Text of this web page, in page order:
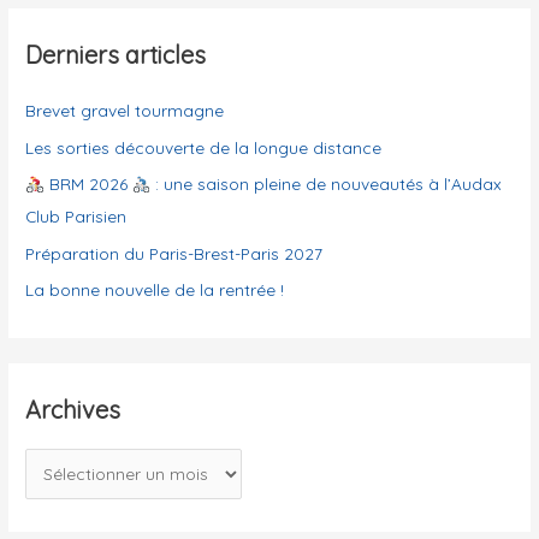
g
r
i
e
s
Derniers articles
Brevet gravel tourmagne
Les sorties découverte de la longue distance
BRM 2026
: une saison pleine de nouveautés à l’Audax
Club Parisien
Préparation du Paris-Brest-Paris 2027
La bonne nouvelle de la rentrée !
Archives
r